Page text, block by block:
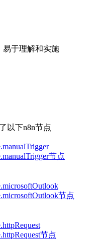
易于理解和实施
以下n8n节点
节点
节点
节点